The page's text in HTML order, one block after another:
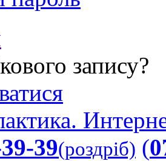
запису?
39(роздріб) (